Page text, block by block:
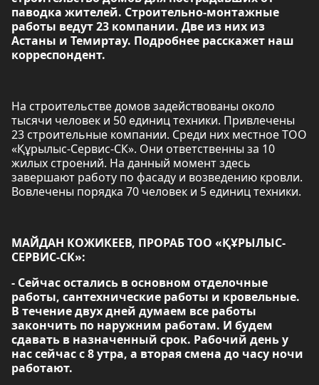
паводка жителей. Строительно-монтажные
работы ведут 23 компании. Две из них из
Астаны и Темиртау. Подробнее расскажет наш
корреспондент.
На строительстве домов задействованы около
тысячи человек и 50 единиц техники. Привлечены
23 строительные компании. Среди них местное ТОО
«Құрылыс-Сервис-СК». Они ответственны за 10
жилых строений. На данный момент здесь
завершают работу по фасаду и возведению кровли.
Вовлечены порядка 70 человек и 5 единиц техники.
МАЙДАН КОЖИКЕЕВ, ПРОРАБ ТОО «ҚҰРЫЛЫС-
СЕРВИС-СК»:
- Сейчас остались в основном отделочные
работы, сантехнические работы и кровельные.
В течение двух дней думаем все работы
закончить по наружним работам. И будем
сдавать в назначенный срок. Рабочий день у
нас сейчас с 8 утра, а вторая смена до часу ночи
работают.